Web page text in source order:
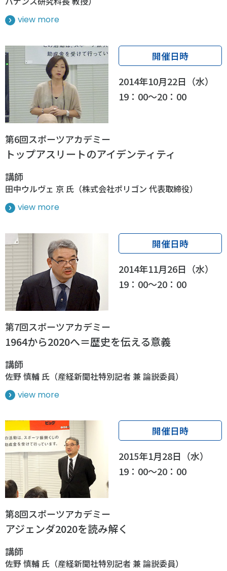
view more
開催日時
2014年10月22日（水）
19：00～20：00
第6回スポーツアカデミー
トップアスリートのアイデンティティ
講師
田中ウルヴェ 京 氏（株式会社ポリゴン 代表取締役）
view more
開催日時
2014年11月26日（水）
19：00～20：00
第7回スポーツアカデミー
1964から2020へ＝歴史を伝える意義
講師
佐野 慎輔 氏（産経新聞社特別記者 兼 論説委員）
view more
開催日時
2015年1月28日（水）
19：00～20：00
第8回スポーツアカデミー
アジェンダ2020を読み解く
講師
佐野 慎輔 氏（産経新聞社特別記者 兼 論説委員）